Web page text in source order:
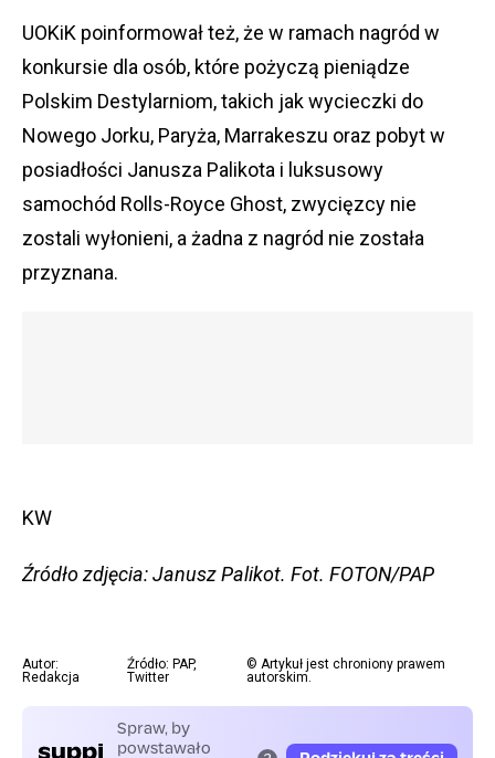
UOKiK poinformował też, że w ramach nagród w
konkursie dla osób, które pożyczą pieniądze
Polskim Destylarniom, takich jak wycieczki do
Nowego Jorku, Paryża, Marrakeszu oraz pobyt w
posiadłości Janusza Palikota i luksusowy
samochód Rolls-Royce Ghost, zwycięzcy nie
zostali wyłonieni, a żadna z nagród nie została
przyznana.
KW
Źródło zdjęcia: Janusz Palikot. Fot. FOTON/PAP
Autor:
Redakcja
Źródło: PAP,
Twitter
© Artykuł jest chroniony prawem
autorskim.